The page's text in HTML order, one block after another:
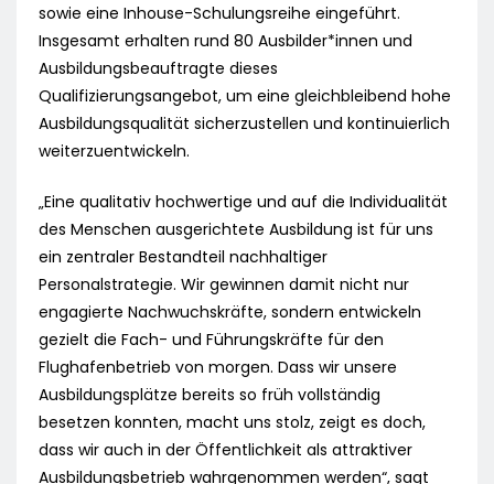
sowie eine Inhouse-Schulungsreihe eingeführt.
Insgesamt erhalten rund 80 Ausbilder*innen und
Ausbildungsbeauftragte dieses
Qualifizierungsangebot, um eine gleichbleibend hohe
Ausbildungsqualität sicherzustellen und kontinuierlich
weiterzuentwickeln.
„Eine qualitativ hochwertige und auf die Individualität
des Menschen ausgerichtete Ausbildung ist für uns
ein zentraler Bestandteil nachhaltiger
Personalstrategie. Wir gewinnen damit nicht nur
engagierte Nachwuchskräfte, sondern entwickeln
gezielt die Fach- und Führungskräfte für den
Flughafenbetrieb von morgen. Dass wir unsere
Ausbildungsplätze bereits so früh vollständig
besetzen konnten, macht uns stolz, zeigt es doch,
dass wir auch in der Öffentlichkeit als attraktiver
Ausbildungsbetrieb wahrgenommen werden“, sagt